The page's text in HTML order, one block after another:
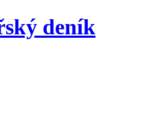
deník